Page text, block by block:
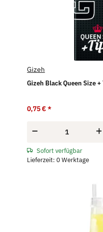
Gizeh
Gizeh Black Queen Size
0,75 €*
Sofort verfügbar
Lieferzeit: 0 Werktage